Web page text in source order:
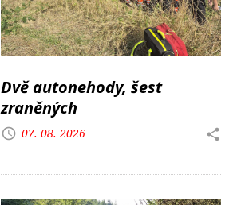
Dvě autonehody, šest
zraněných
07. 08. 2026